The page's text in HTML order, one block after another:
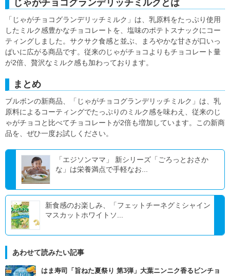
じゃがチョコグランデリッチミルクとは
「じゃがチョコグランデリッチミルク」は、乳原料をたっぷり使用
したミルク感豊かなチョコレートを、塩味のポテトスナックにコー
ティングしました。サクサク食感と並ぶ、まろやかな甘さが口いっ
ぱいに広がる商品です。従来のじゃがチョコよりもチョコレート量
が2倍、贅沢なミルク感も加わっております。
まとめ
ブルボンの新商品、「じゃがチョコグランデリッチミルク」は、乳
原料によるコーティングでたっぷりのミルク感を味わえ、従来のじ
ゃがチョコと比べてチョコレートが2倍も増加しています。この新商
品を、ぜひ一度お試しください。
「エジソンママ」 新シリーズ「ごろっとおさか
な」は栄養満点で手軽なお...
新食感のお楽しみ、「フェットチーネグミシャイン
マスカットホワイトソ...
あわせて読みたい記事
はま寿司「旨ねた夏祭り 第3弾」大葉ニンニク香るビンチョ